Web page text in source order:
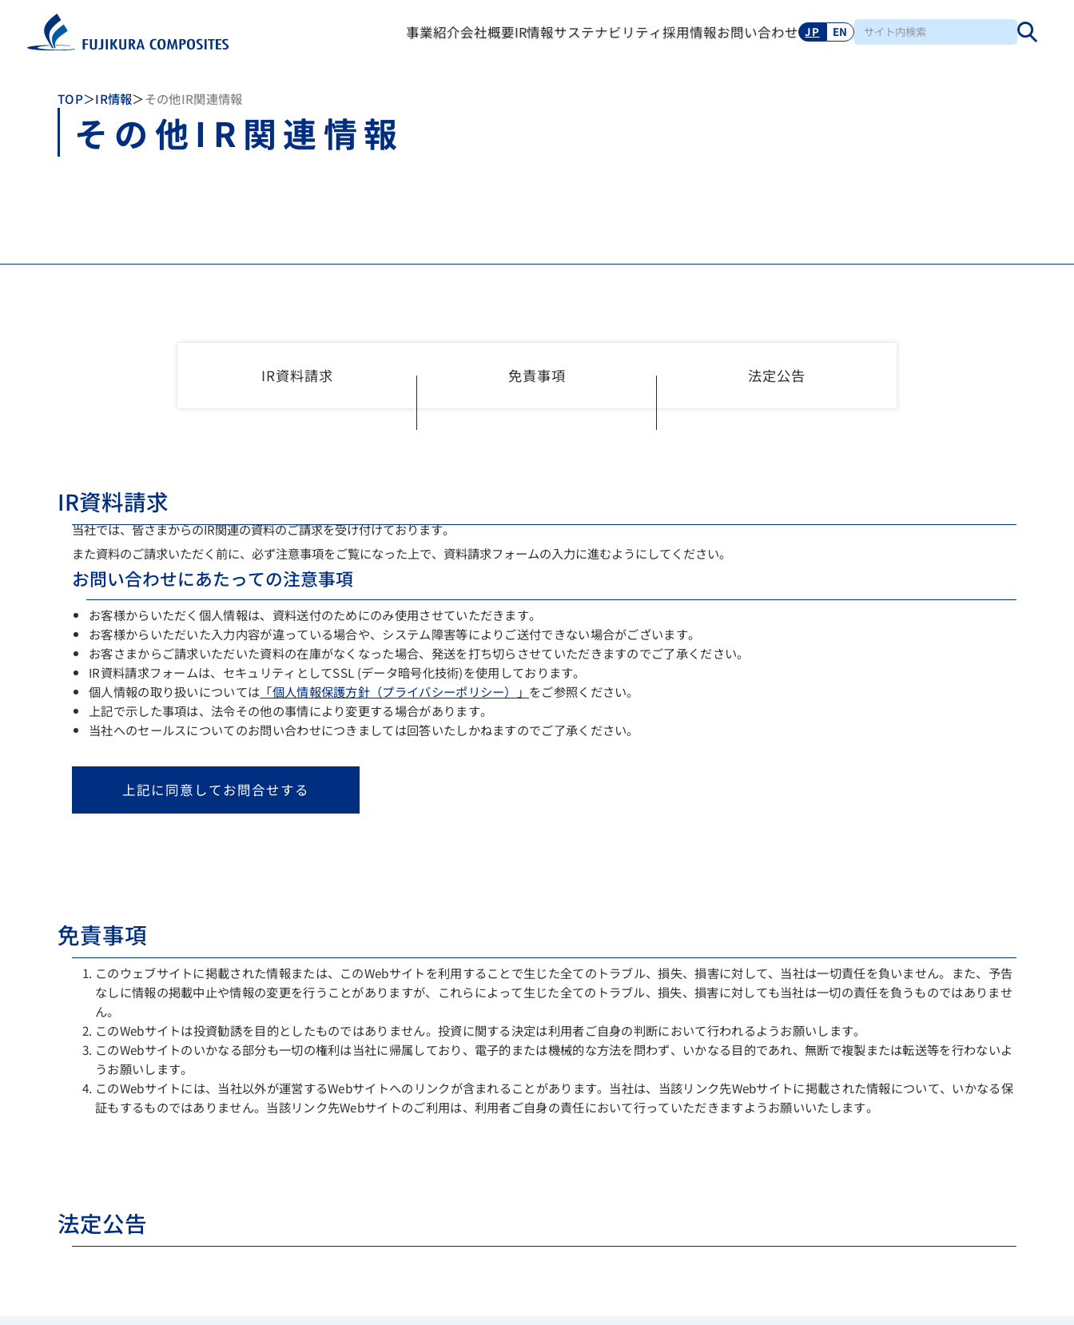
事業紹介会社概要IR情報サステナビリティ採用情報お問い合わせ JP EN
TOP IR情報 その他IR関連情報
その他IR関連情報
IR資料請求 免責事項 法定公告
IR資料請求
当社では、皆さまからのIR関連の資料のご請求を受け付けております。
また資料のご請求いただく前に、必ず注意事項をご覧になった上で、資料請求フォームの入力に進むようにしてください。
お問い合わせにあたっての注意事項
お客様からいただく個人情報は、資料送付のためにのみ使用させていただきます。
お客様からいただいた入力内容が違っている場合や、システム障害等によりご送付できない場合がございます。
お客さまからご請求いただいた資料の在庫がなくなった場合、発送を打ち切らさせていただきますのでご了承ください。
IR資料請求フォームは、セキュリティとしてSSL (データ暗号化技術)を使用しております。
個人情報の取り扱いについては 「個人情報保護方針（プライバシーポリシー）」 をご参照ください。
上記で示した事項は、法令その他の事情により変更する場合があります。
当社へのセールスについてのお問い合わせにつきましては回答いたしかねますのでご了承ください。
上記に同意してお問合せする
免責事項
このウェブサイトに掲載された情報または、このWebサイトを利用することで生じた全てのトラブル、損失、損害に対して、当社は一切責任を負いません。また、予告
なしに情報の掲載中止や情報の変更を行うことがありますが、これらによって生じた全てのトラブル、損失、損害に対しても当社は一切の責任を負うものではありませ
ん。
このWebサイトは投資勧誘を目的としたものではありません。投資に関する決定は利用者ご自身の判断において行われるようお願いします。
このWebサイトのいかなる部分も一切の権利は当社に帰属しており、電子的または機械的な方法を問わず、いかなる目的であれ、無断で複製または転送等を行わないよ
うお願いします。
このWebサイトには、当社以外が運営するWebサイトへのリンクが含まれることがあります。当社は、当該リンク先Webサイトに掲載された情報について、いかなる保
証もするものではありません。当該リンク先Webサイトのご利用は、利用者ご自身の責任において行っていただきますようお願いいたします。
法定公告